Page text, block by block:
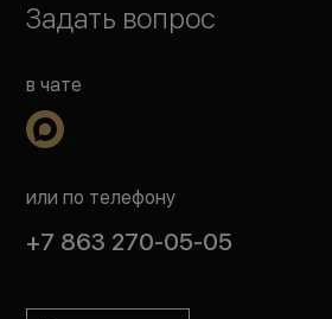
Задать вопрос
в чате
или по телефону
+7 863 270-05-05